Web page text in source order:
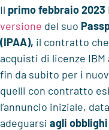
Il primo febbraio 2023
versione del suo
(IPAA), il contratto
acquisti di licenze IBM
fin da subito per i
quelli con contratto
l’annuncio iniziale,
adeguarsi agli